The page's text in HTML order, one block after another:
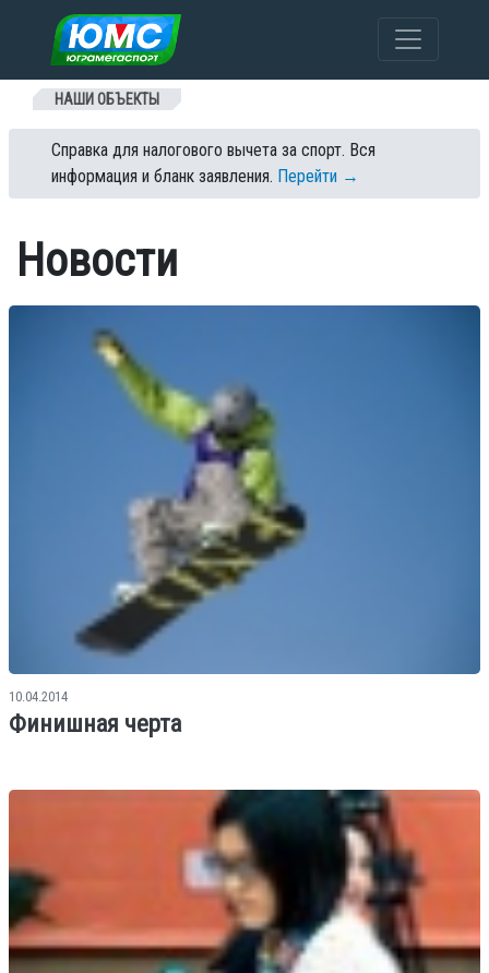
Перейти к содержанию
НАШИ ОБЪЕКТЫ
Справка для налогового вычета за спорт. Вся
информация и бланк заявления. Перейти →
Новости
10.04.2014
Финишная черта